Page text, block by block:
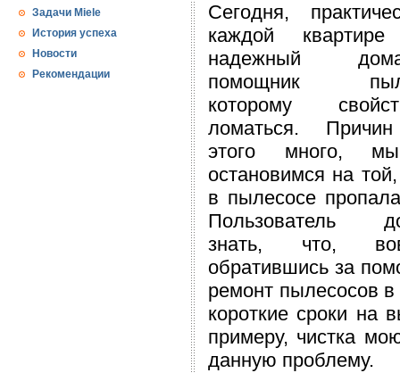
Задачи Miele
История успеха
Новости
Рекомендации
Сегодня,
каждой квартире
надежный
помощник
которому
ломаться.
этого много,
остановимся на той,
в пылесосе
Пользователь
знать, что,
обратившись за
ремонт пылесосов
короткие сроки на
примеру, чистка
данную проблему.